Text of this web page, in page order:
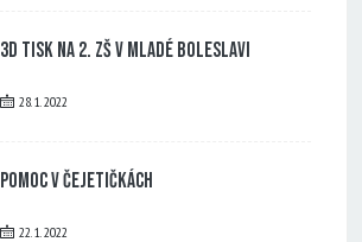
3D tisk na 2. ZŠ v Mladé Boleslavi
28. 1. 2022
Pomoc v Čejetičkách
22. 1. 2022